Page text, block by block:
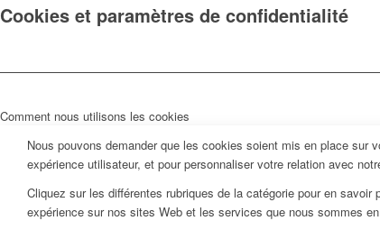
Cookies et paramètres de confidentialité
Comment nous utilisons les cookies
Nous pouvons demander que les cookies soient mis en place
expérience utilisateur, et pour personnaliser votre relation avec
Cliquez sur les différentes rubriques de la catégorie pour en
expérience sur nos sites Web et les services que nous sommes en